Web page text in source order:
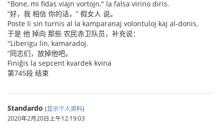
"Bone, mi fidas viajn vortojn," la falsa virino diris.
“好，我 相信 你的话，” 假女人 说。
Poste li sin turnis al la kamparanaj volontuloj kaj al-donis,
于是 他 掉向 那些 农民赤卫队员，补充说：
"Liberigu lin, kamaradoj.
“同志们，放掉他吧。
Finiĝis la sepcent kvardek kvina
第745段 结束
Standardo (显示个人资料)
2020年2月20日上午12:19:03